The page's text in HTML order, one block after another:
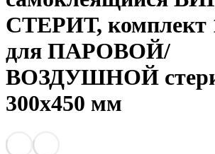
СТЕРИТ, комплект
для ПАРОВОЙ/
ВОЗДУШНОЙ
300х450 мм